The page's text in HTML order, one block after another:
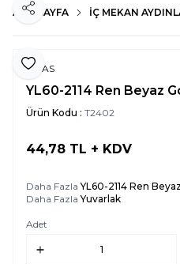
ANA SAYFA İÇ MEKAN
Favoriye Ekle
Paylaş
NOAS
YL60-2114 Ren Beyaz
Ürün Kodu : T2402
44,78 TL + KDV
Daha FazlaYL60-2114 Ren
Daha FazlaYuvarlak
Adet